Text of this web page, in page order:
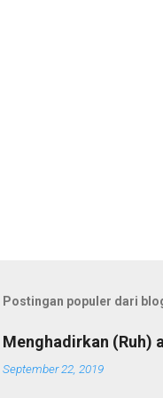
Postingan populer dari
Menghadirkan (Ruh)
September 22, 2019